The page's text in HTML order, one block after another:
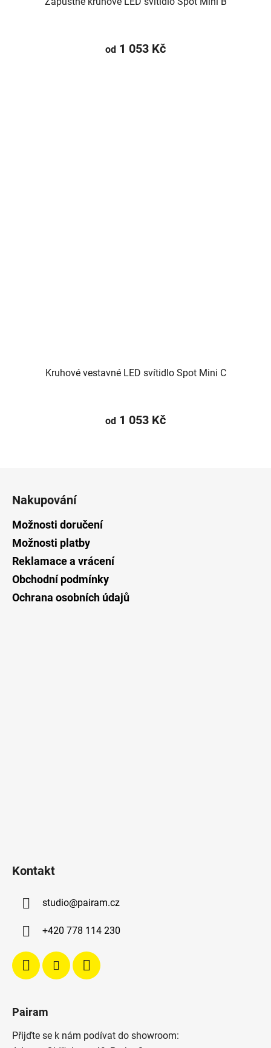
od 1 053 Kč
Kruhové vestavné LED svítidlo Spot Mini C
od 1 053 Kč
Nakupování
Možnosti doručení
Možnosti platby
Reklamace a vrácení
Obchodní podmínky
Ochrana osobních údajů
Kontakt
studio@pairam.cz
+420 778 114 230
Pairam
Přijďte se k nám podívat do showroom: